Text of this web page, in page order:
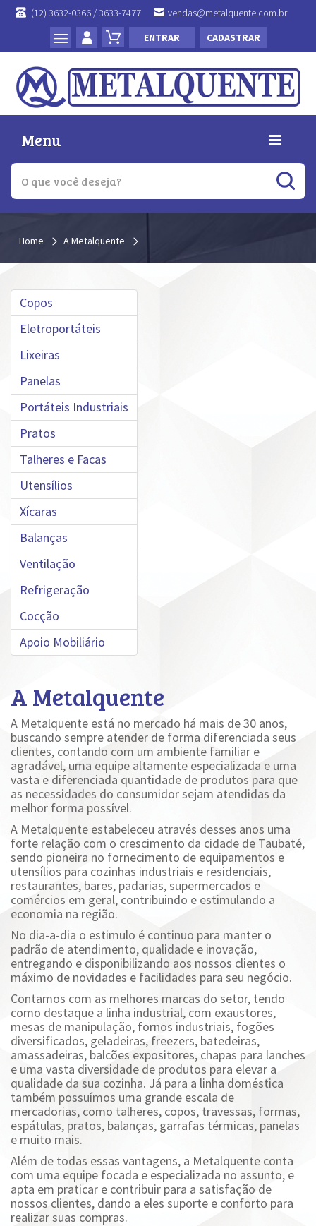
(12) 3632-0366 / 3633-7477
vendas@metalquente.com.br
ENTRAR
CADASTRAR
Menu
Home A Metalquente
Copos
Eletroportáteis
Lixeiras
Panelas
Portáteis Industriais
Pratos
Talheres e Facas
Utensílios
Xícaras
Balanças
Ventilação
Refrigeração
Cocção
Apoio Mobiliário
A Metalquente
A Metalquente está no mercado há mais de 30 anos,
buscando sempre atender de forma diferenciada seus
clientes, contando com um ambiente familiar e
agradável, uma equipe altamente especializada e uma
vasta e diferenciada quantidade de produtos para que
as necessidades do consumidor sejam atendidas da
melhor forma possível.
A Metalquente estabeleceu através desses anos uma
forte relação com o crescimento da cidade de Taubaté,
sendo pioneira no fornecimento de equipamentos e
utensílios para cozinhas industriais e residenciais,
restaurantes, bares, padarias, supermercados e
comércios em geral, contribuindo e estimulando a
economia na região.
No dia-a-dia o estimulo é continuo para manter o
padrão de atendimento, qualidade e inovação,
entregando e disponibilizando aos nossos clientes o
máximo de novidades e facilidades para seu negócio.
Contamos com as melhores marcas do setor, tendo
como destaque a linha industrial, com exaustores,
mesas de manipulação, fornos industriais, fogões
diversificados, geladeiras, freezers, batedeiras,
amassadeiras, balcões expositores, chapas para lanches
e uma vasta diversidade de produtos para elevar a
qualidade da sua cozinha. Já para a linha doméstica
também possuímos uma grande escala de
mercadorias, como talheres, copos, travessas, formas,
espátulas, pratos, balanças, garrafas térmicas, panelas
e muito mais.
Além de todas essas vantagens, a Metalquente conta
com uma equipe focada e especializada no assunto, e
apta em praticar e contribuir para a satisfação de
nossos clientes, dando a eles suporte e conforto para
realizar suas compras.